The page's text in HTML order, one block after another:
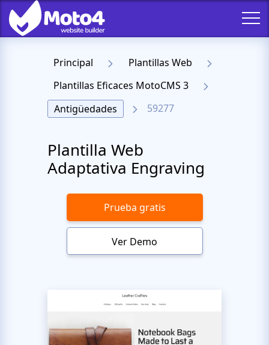
Principal
Plantillas Web
Plantillas Eficaces MotoCMS 3
Antigüedades
59277
Plantilla Web
Adaptativa Engraving
Prueba gratis
Ver Demo